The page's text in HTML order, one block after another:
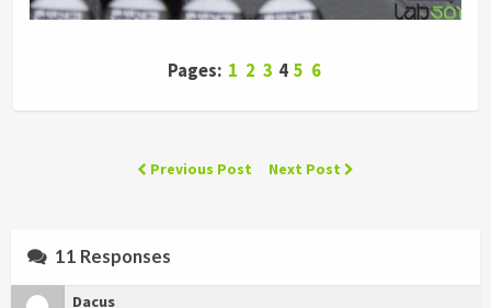
Pages: 1 2 3 4 5 6
Previous Post Next Post
11 Responses
Dacus